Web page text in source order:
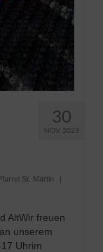
30
NOV. 2023
St. Martin
|
AltWir freuen
unserem
Uhrim